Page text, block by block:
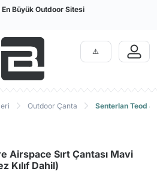
Büyük Outdoor Sitesi
Outdoor Çanta Senterlan Teod
Airspace Sırt Çantası Mavi
Kılıf Dahil)